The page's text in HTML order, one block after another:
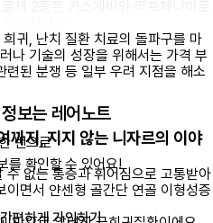
귀, 난치 질환 치료의 돌파구를 마
나 기술의 성장을 위해서는 가격 부
된 분쟁 등 일부 우려 지점을 해소
까지, 지지 않는 니자르의 이야
수 없는 통증과 휘어짐으로 고통받아
면서 얀센형 골간단 연골 이형성증
보는 레어노트
번으로
를 확인할 수 있어요!
편하게 가입하기